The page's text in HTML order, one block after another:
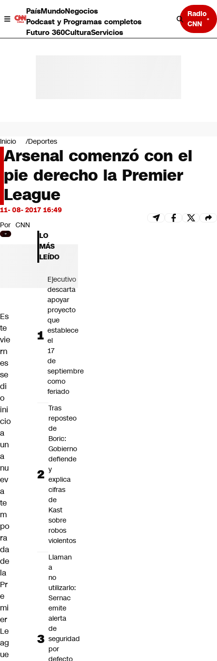
PaísMundoNegocios
Podcast y Programas completos
Futuro 360CulturaServicios
Radio
CNN
Negocios
Deportes
Programas completos
Cultura
Servicios
Bits
CNN Data
CNN tiempo
Futuro 360
Opinión
Inicio Deportes
Arsenal comenzó con el
pie derecho la Premier
League
11- 08- 2017 16:49
Por CNN
Es
te
vie
rn
es
se
di
o
ini
cio
a
un
a
nu
ev
a
te
m
po
ra
da
de
la
Pr
e
mi
er
Le
ag
ue
LO
MÁS
LEÍDO
Ejecutivo
descarta
apoyar
proyecto
que
establece
el
17
de
septiembre
como
feriado
Tras
reposteo
de
Boric:
Gobierno
defiende
y
explica
cifras
de
Kast
sobre
robos
violentos
Llaman
a
no
utilizarlo:
Sernac
emite
alerta
de
seguridad
por
defecto